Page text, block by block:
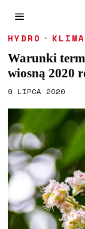
HYDRO ·
Warunki
wiosną 2020
9 LIPCA 2020